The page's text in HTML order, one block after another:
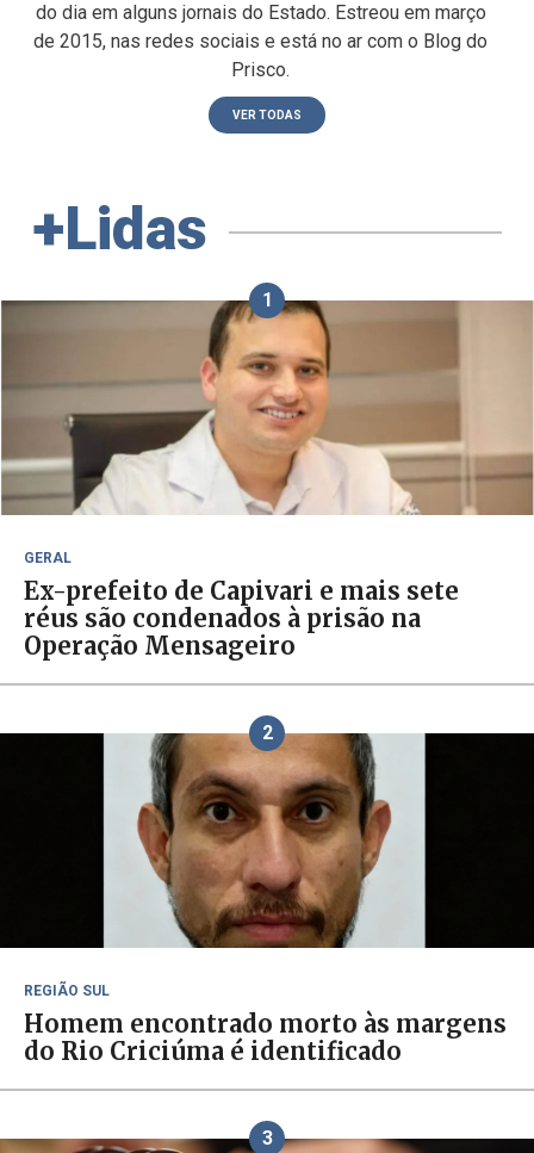
do dia em alguns jornais do Estado. Estreou em março
de 2015, nas redes sociais e está no ar com o Blog do
Prisco.
VER TODAS
+Lidas
1
GERAL
Ex-prefeito de Capivari e mais sete
réus são condenados à prisão na
Operação Mensageiro
2
REGIÃO SUL
Homem encontrado morto às margens
do Rio Criciúma é identificado
3